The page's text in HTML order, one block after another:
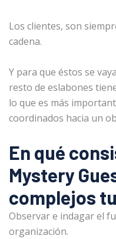
Los clientes, son
cadena.
Y para que éstos se
resto de eslabones
lo que es más
coordinados hacia un
En qué
Mystery
complejos
Observar e indagar el
organización.